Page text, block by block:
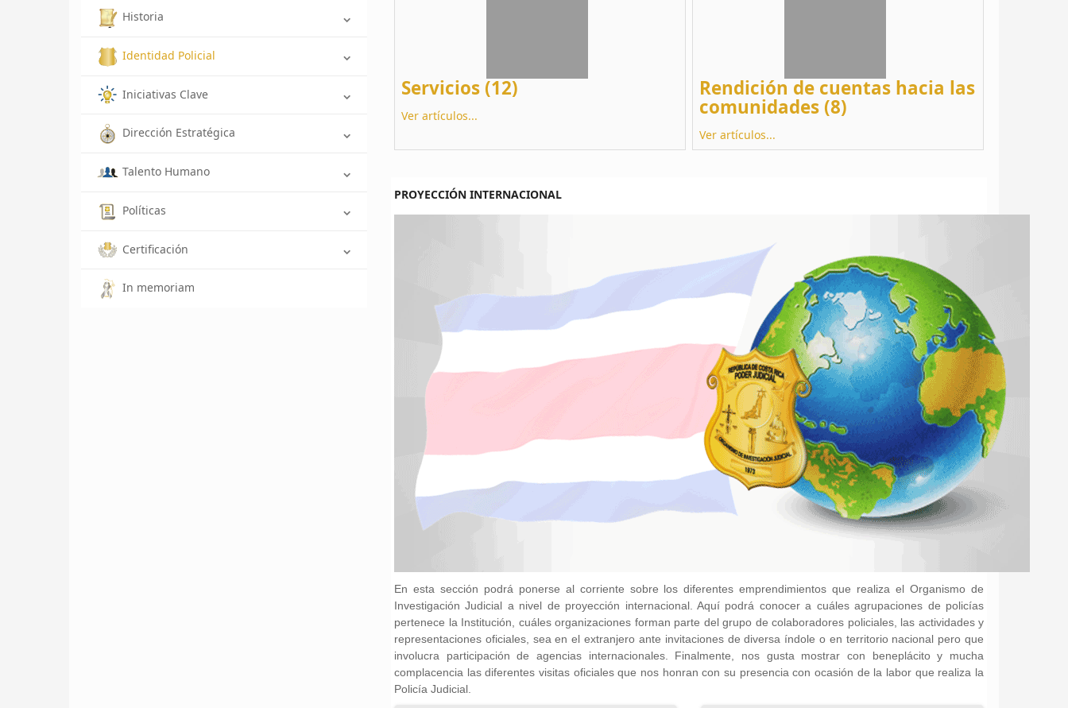
Historia
Identidad Policial
Iniciativas Clave
Dirección Estratégica
Talento Humano
Políticas
Certificación
In memoriam
Servicios (12)
Ver artículos...
Rendición de cuentas hacia las
comunidades (8)
Ver artículos...
PROYECCIÓN INTERNACIONAL
En esta sección podrá ponerse al corriente sobre los diferentes emprendimientos que realiza el Organismo de
Investigación Judicial a nivel de proyección internacional. Aquí podrá conocer a cuáles agrupaciones de policías
pertenece la Institución, cuáles organizaciones forman parte del grupo de colaboradores policiales, las actividades y
representaciones oficiales, sea en el extranjero ante invitaciones de diversa índole o en territorio nacional pero que
involucra participación de agencias internacionales. Finalmente, nos gusta mostrar con beneplácito y mucha
complacencia las diferentes visitas oficiales que nos honran con su presencia con ocasión de la labor que realiza la
Policía Judicial.